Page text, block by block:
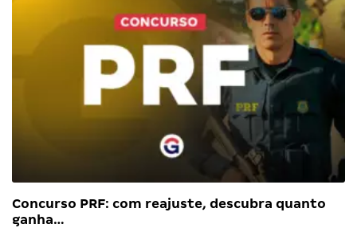
Concurso PRF: com reajuste, descubra quanto
ganha…